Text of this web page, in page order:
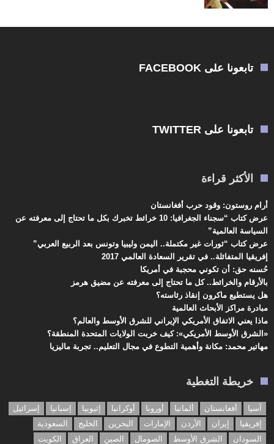
تابعونا على FACEBOOK
تابعونا على TWITTER
الأكثر قراءة
أرام روستون: وقود حرب أفغانستان
عرض كتاب “سجناء الجغرافيا: 10 خرائط تخبرك بكل ما تحتاج إلى معرفته عن
السياسة العالمية”
عرض كتاب “ثورات غير مكتملة.. اليمن وليبيا وتونس بعد الربيع العربي”
إفريقيا المتفائلة.. في تقرير السعادة العالمي 2017
حُسنه حق: أن تكوني محجبة في أمريكا
بالأرقام والخرائط.. كل ما تحتاج إلى معرفته عن مضيق هرمز
هل يستطيع ماكرون إنقاذ رئاسته؟
مبادرة مراكز الأبحاث العالمية
ماذا يعني الاتفاق الأمريكي الإيراني للشرق الأوسط والعالم؟
«الشرق الأوسط الأمريكي»: كيف خربت الولايات المتحدة المنطقة؟
مهاتير محمد: مكانة وأهمية التطوع في مجال التعليم.. تجربة ماليزيا
خريطة التغطية
آسيا أفغانستان ألمانيا أوروبا أوكرانيا إثيوبيا إسبانيا
إسرائيل
إفريقيا
إيران الأردن الإمارات البحرين الخليج
السعودية
السودان
الشرق الأوسط الصومال الصين العراق
الكويت